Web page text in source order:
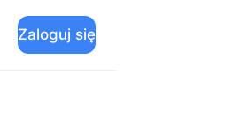
Zaloguj się